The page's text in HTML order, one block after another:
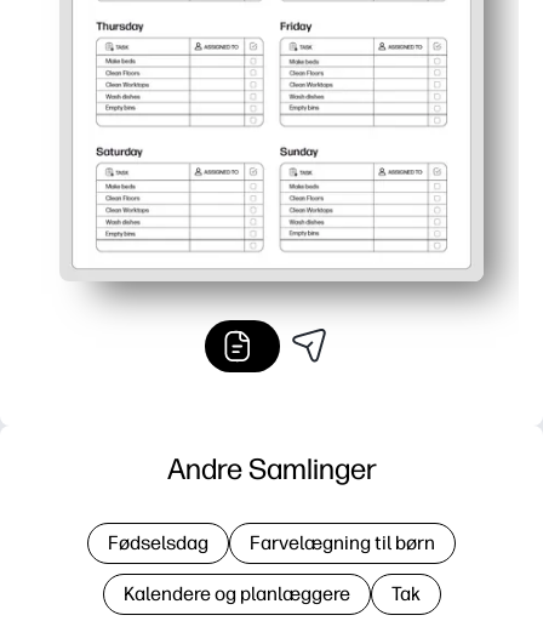
Andre Samlinger
Fødselsdag Farvelægning til børn
Kalendere og planlæggere Tak